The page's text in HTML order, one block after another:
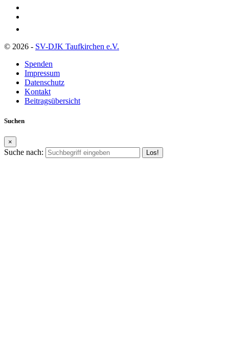
© 2026 - SV-DJK Taufkirchen e.V.
Spenden
Impressum
Datenschutz
Kontakt
Beitragsübersicht
Suchen
×
Suche nach: